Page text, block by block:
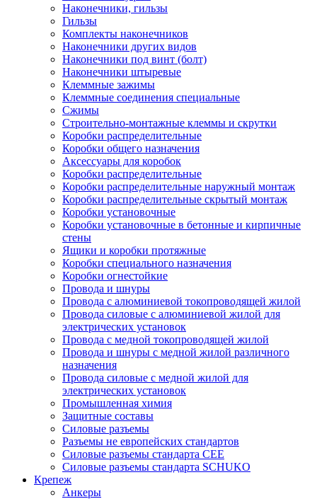
Наконечники, гильзы
Гильзы
Комплекты наконечников
Наконечники других видов
Наконечники под винт (болт)
Наконечники штыревые
Клеммные зажимы
Клеммные соединения специальные
Сжимы
Строительно-монтажные клеммы и скрутки
Коробки распределительные
Коробки общего назначения
Аксессуары для коробок
Коробки распределительные
Коробки распределительные наружный монтаж
Коробки распределительные скрытый монтаж
Коробки установочные
Коробки установочные в бетонные и кирпичные
стены
Ящики и коробки протяжные
Коробки специального назначения
Коробки огнестойкие
Провода и шнуры
Провода с алюминиевой токопроводящей жилой
Провода силовые с алюминиевой жилой для
электрических установок
Провода с медной токопроводящей жилой
Провода и шнуры с медной жилой различного
назначения
Провода силовые с медной жилой для
электрических установок
Промышленная химия
Защитные составы
Силовые разъемы
Разъемы не европейских стандартов
Силовые разъемы стандарта CEE
Силовые разъемы стандарта SCHUKO
Крепеж
Анкеры